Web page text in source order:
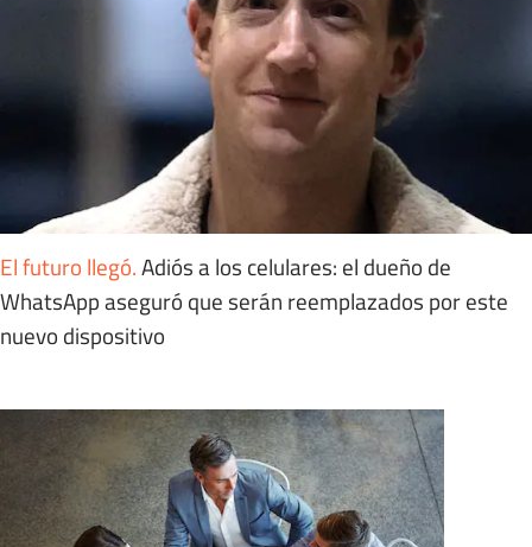
El futuro llegó.Adiós a los celulares: el dueño de
WhatsApp aseguró que serán reemplazados por este
nuevo dispositivo